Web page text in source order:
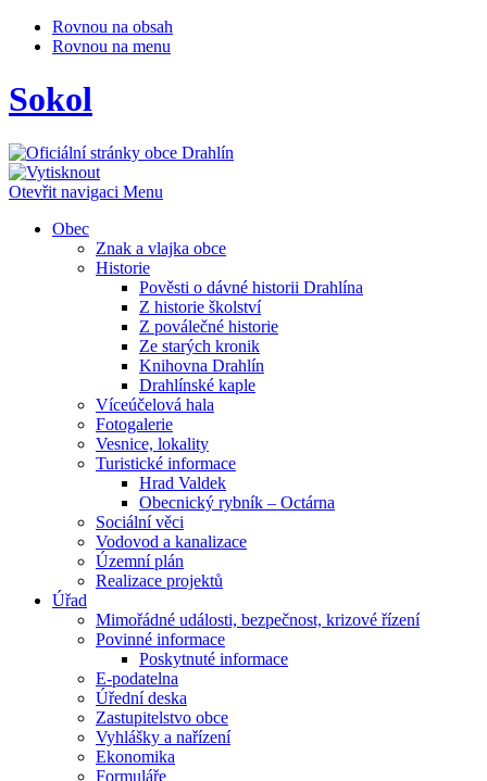
Rovnou na obsah
Rovnou na menu
Sokol
Otevřit navigaci Menu
Obec
Znak a vlajka obce
Historie
Pověsti o dávné historii Drahlína
Z historie školství
Z poválečné historie
Ze starých kronik
Knihovna Drahlín
Drahlínské kaple
Víceúčelová hala
Fotogalerie
Vesnice, lokality
Turistické informace
Hrad Valdek
Obecnický rybník – Octárna
Sociální věci
Vodovod a kanalizace
Územní plán
Realizace projektů
Úřad
Mimořádné události, bezpečnost, krizové řízení
Povinné informace
Poskytnuté informace
E-podatelna
Úřední deska
Zastupitelstvo obce
Vyhlášky a nařízení
Ekonomika
Formuláře